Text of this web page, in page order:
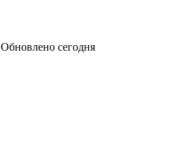
Обновлено сегодня